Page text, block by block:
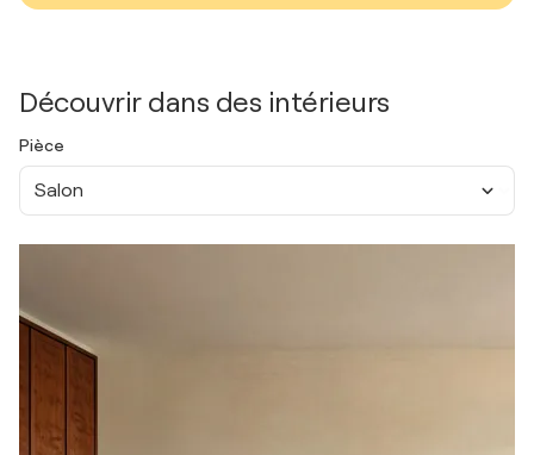
Découvrir dans des intérieurs
Pièce
Salon